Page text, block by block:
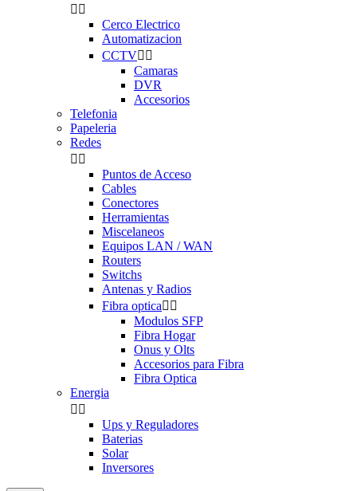
 
Cerco Electrico
Automatizacion
CCTV 
Camaras
DVR
Accesorios
Telefonia
Papeleria
Redes
 
Puntos de Acceso
Cables
Conectores
Herramientas
Miscelaneos
Equipos LAN / WAN
Routers
Switchs
Antenas y Radios
Fibra optica 
Modulos SFP
Fibra Hogar
Onus y Olts
Accesorios para Fibra
Fibra Optica
Energia
 
Ups y Reguladores
Baterias
Solar
Inversores